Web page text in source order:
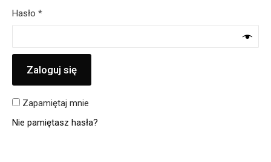
Hasło *Wymagane
Zaloguj się
Zapamiętaj mnie
Nie pamiętasz hasła?